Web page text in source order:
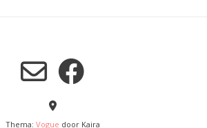
Thema: Vogue door Kaira